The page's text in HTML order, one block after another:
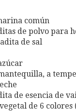
común
de polvo para
de sal
a
de esencia de
de 6